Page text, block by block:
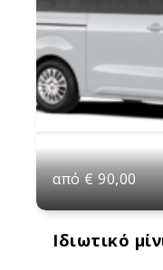
από € 90,00
Ιδιωτικό